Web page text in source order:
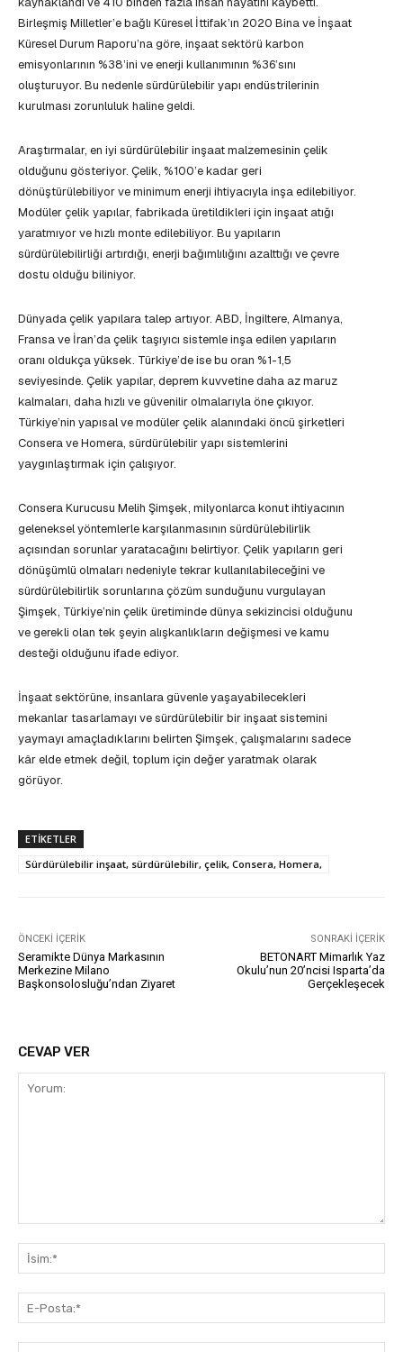
Birleşmiş Milletler’e bağlı Küresel İttifak’ın 2020 Bina ve İnşaat
Küresel Durum Raporu’na göre, inşaat sektörü karbon
emisyonlarının %38’ini ve enerji kullanımının %36’sını
oluşturuyor. Bu nedenle sürdürülebilir yapı endüstrilerinin
kurulması zorunluluk haline geldi.
Araştırmalar, en iyi sürdürülebilir inşaat malzemesinin çelik
olduğunu gösteriyor. Çelik, %100’e kadar geri
dönüştürülebiliyor ve minimum enerji ihtiyacıyla inşa edilebiliyor.
Modüler çelik yapılar, fabrikada üretildikleri için inşaat atığı
yaratmıyor ve hızlı monte edilebiliyor. Bu yapıların
sürdürülebilirliği artırdığı, enerji bağımlılığını azalttığı ve çevre
dostu olduğu biliniyor.
Dünyada çelik yapılara talep artıyor. ABD, İngiltere, Almanya,
Fransa ve İran’da çelik taşıyıcı sistemle inşa edilen yapıların
oranı oldukça yüksek. Türkiye’de ise bu oran %1-1,5
seviyesinde. Çelik yapılar, deprem kuvvetine daha az maruz
kalmaları, daha hızlı ve güvenilir olmalarıyla öne çıkıyor.
Türkiye’nin yapısal ve modüler çelik alanındaki öncü şirketleri
Consera ve Homera, sürdürülebilir yapı sistemlerini
yaygınlaştırmak için çalışıyor.
Consera Kurucusu Melih Şimşek, milyonlarca konut ihtiyacının
geleneksel yöntemlerle karşılanmasının sürdürülebilirlik
açısından sorunlar yaratacağını belirtiyor. Çelik yapıların geri
dönüşümlü olmaları nedeniyle tekrar kullanılabileceğini ve
sürdürülebilirlik sorunlarına çözüm sunduğunu vurgulayan
Şimşek, Türkiye’nin çelik üretiminde dünya sekizincisi olduğunu
ve gerekli olan tek şeyin alışkanlıkların değişmesi ve kamu
desteği olduğunu ifade ediyor.
İnşaat sektörüne, insanlara güvenle yaşayabilecekleri
mekanlar tasarlamayı ve sürdürülebilir bir inşaat sistemini
yaymayı amaçladıklarını belirten Şimşek, çalışmalarını sadece
kâr elde etmek değil, toplum için değer yaratmak olarak
görüyor.
ETIKETLER
Sürdürülebilir inşaat, sürdürülebilir, çelik, Consera, Homera,
ÖNCEKI İÇERIK
Seramikte Dünya Markasının
Merkezine Milano
Başkonsolosluğu’ndan Ziyaret
SONRAKI İÇERIK
BETONART Mimarlık Yaz
Okulu’nun 20’ncisi Isparta’da
Gerçekleşecek
CEVAP VER